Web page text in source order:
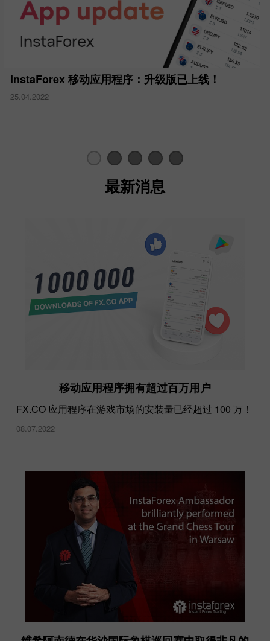
InstaForex 移动应用程序：升级版已上线！
25.04.2022
最新消息
移动应用程序拥有超过百万用户
FX.CO 应用程序在游戏市场的安装量已经超过 100 万！
08.07.2022